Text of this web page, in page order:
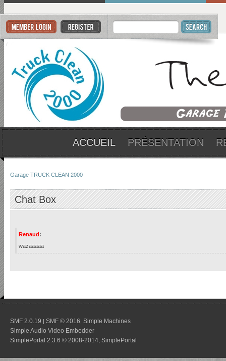
ACCUEIL PRÉSENTATION
Garage TRUCK CLEAN 2000
Chat Box
Renaud:
wazaaaaa
SMF 2.0.19 | SMF © 2016 Simple Machines
Simple Audio Video Embedder
SimplePortal 2.3.6 © 2008-2014, SimplePortal